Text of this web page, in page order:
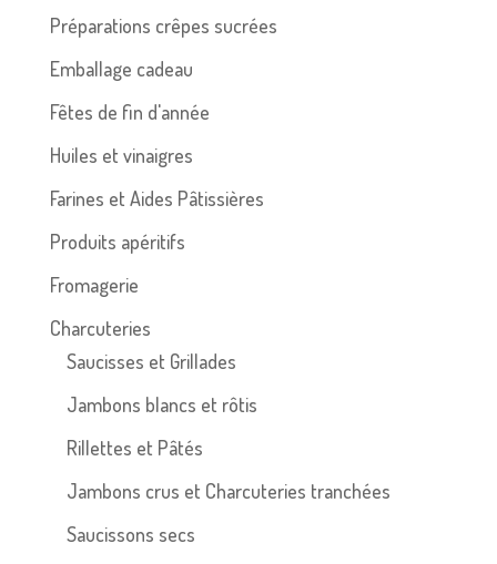
Préparations crêpes sucrées
Emballage cadeau
Fêtes de fin d'année
Huiles et vinaigres
Farines et Aides Pâtissières
Produits apéritifs
Fromagerie
Charcuteries
Saucisses et Grillades
Jambons blancs et rôtis
Rillettes et Pâtés
Jambons crus et Charcuteries tranchées
Saucissons secs